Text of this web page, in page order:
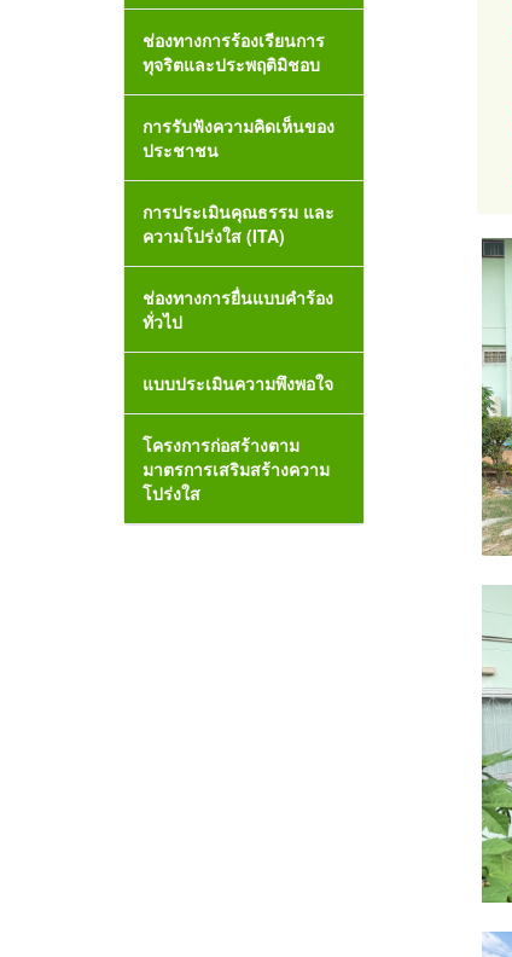
ช่องทางการร้องเรียนการ
ทุจริตและประพฤติมิชอบ
การรับฟังความคิดเห็นของ
ประชาชน
การประเมินคุณธรรม และ
ความโปร่งใส (ITA)
ช่องทางการยื่นแบบคำร้อง
ทั่วไป
แบบประเมินความพึงพอใจ
โครงการก่อสร้างตาม
มาตรการเสริมสร้างความ
โปร่งใส